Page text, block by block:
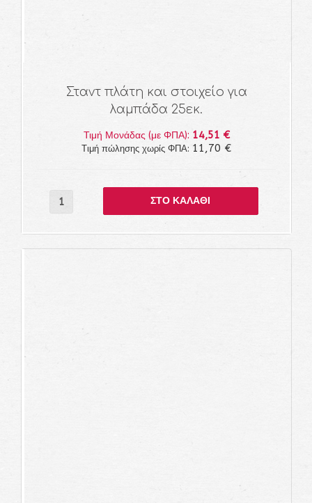
Σταντ πλάτη και στοιχείο για
λαμπάδα 25εκ.
Τιμή Μονάδας (με ΦΠΑ): 14,51 €
Τιμή πώλησης χωρίς ΦΠΑ: 11,70 €